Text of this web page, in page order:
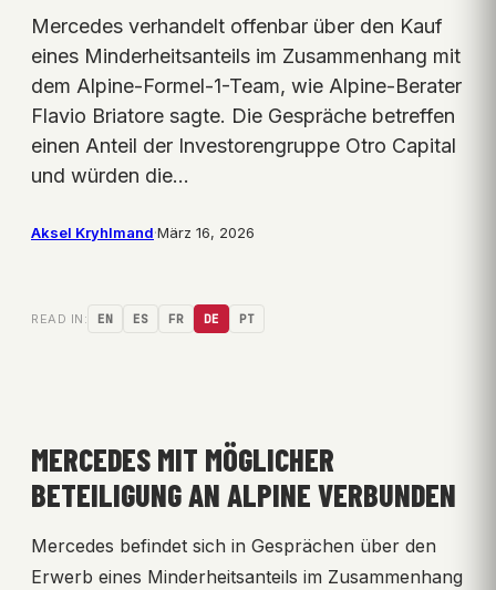
Mercedes verhandelt offenbar über den Kauf
eines Minderheitsanteils im Zusammenhang mit
dem Alpine-Formel-1-Team, wie Alpine-Berater
Flavio Briatore sagte. Die Gespräche betreffen
einen Anteil der Investorengruppe Otro Capital
und würden die…
Aksel Kryhlmand·März 16, 2026
READ IN: EN ES FR DE PT
MERCEDES MIT MÖGLICHER
BETEILIGUNG AN ALPINE VERBUNDEN
Mercedes befindet sich in Gesprächen über den
Erwerb eines Minderheitsanteils im Zusammenhang